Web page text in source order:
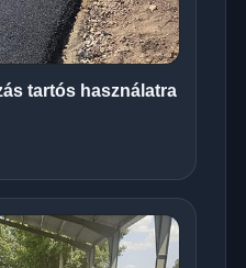
tartós használatra